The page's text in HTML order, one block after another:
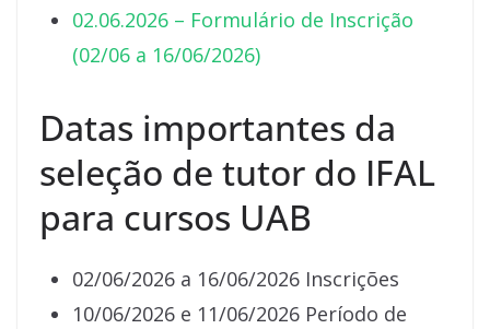
02.06.2026 – Formulário de Inscrição
(02/06 a 16/06/2026)
Datas importantes da
seleção de tutor do IFAL
para cursos UAB
02/06/2026 a 16/06/2026 Inscrições
10/06/2026 e 11/06/2026 Período de